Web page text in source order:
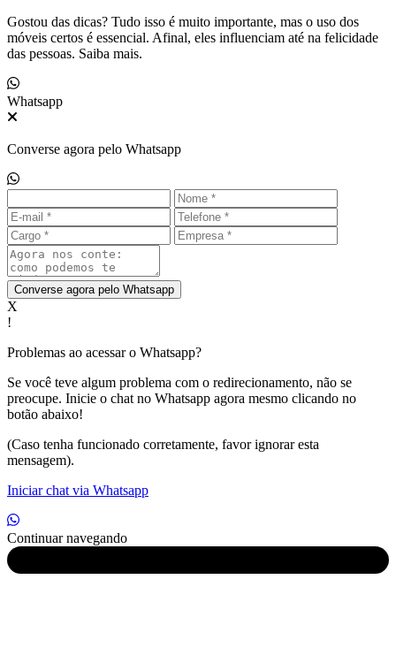
Gostou das dicas? Tudo isso é muito importante, mas o uso dos
móveis certos é essencial. Afinal, eles influenciam até na felicidade
das pessoas. Saiba mais.
Whatsapp
Converse agora pelo Whatsapp
Converse agora pelo Whatsapp
X
!
Problemas ao acessar o Whatsapp?
Se você teve algum problema com o redirecionamento, não se
preocupe. Inicie o chat no Whatsapp agora mesmo clicando no
botão abaixo!
(Caso tenha funcionado corretamente, favor ignorar esta
mensagem).
Iniciar chat via Whatsapp
Continuar navegando